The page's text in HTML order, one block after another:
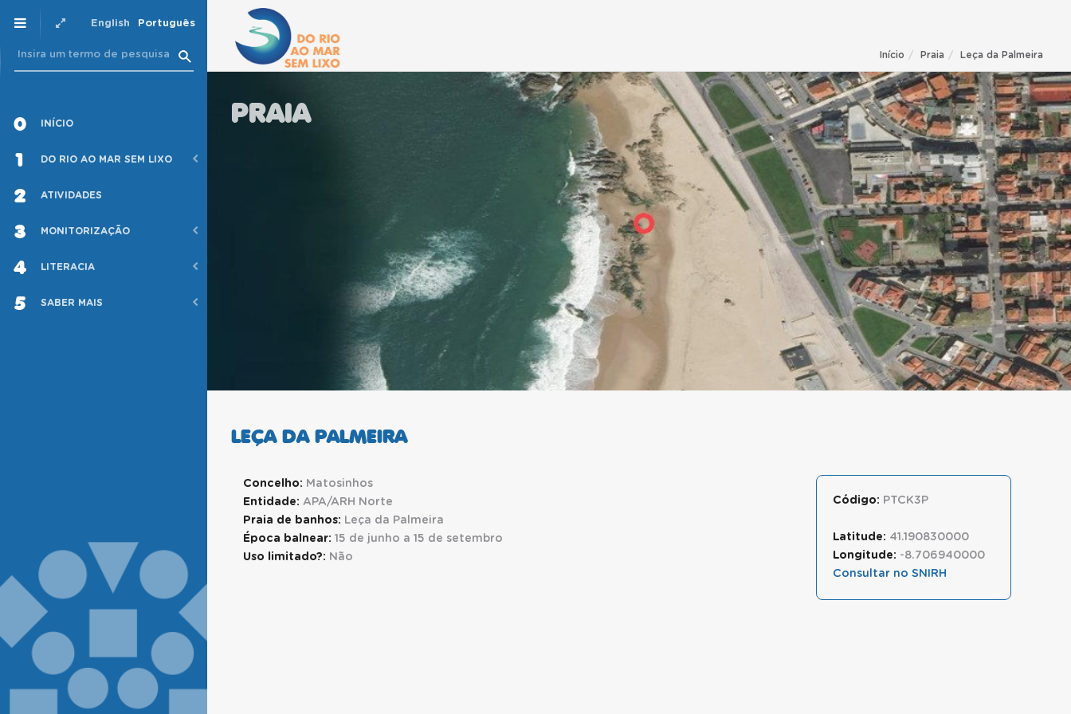
0 INÍCIO
1 DO RIO AO MAR SEM LIXO
2 ATIVIDADES
3 MONITORIZAÇÃO
4 LITERACIA
5 SABER MAIS
English Português
Início Praia Leça da Palmeira
PRAIA
LEÇA DA PALMEIRA
Código: PTCK3P
Latitude: 41.190830000
Longitude: -8.706940000
Consultar no SNIRH
Concelho: Matosinhos
Entidade: APA/ARH Norte
Praia de banhos: Leça da Palmeira
Época balnear: 15 de junho a 15 de setembro
Uso limitado?: Não